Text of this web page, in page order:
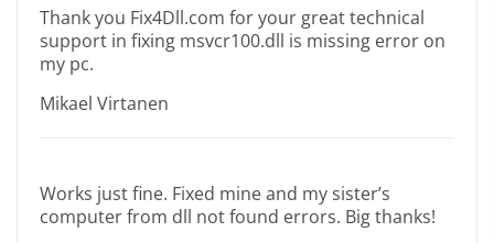
Thank you Fix4Dll.com for your great technical
support in fixing msvcr100.dll is missing error on
my pc.
Mikael Virtanen
Works just fine. Fixed mine and my sister’s
computer from dll not found errors. Big thanks!